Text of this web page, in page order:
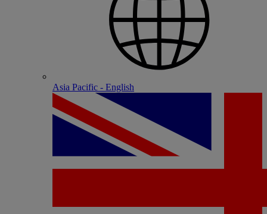
Asia Pacific - English